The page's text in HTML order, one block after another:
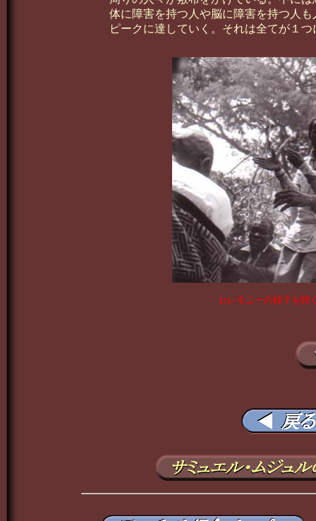
体に障害を持つ人や脳に障害を持つ人
ピークに達していく。それは全てが１
セレモニーの様子を聞